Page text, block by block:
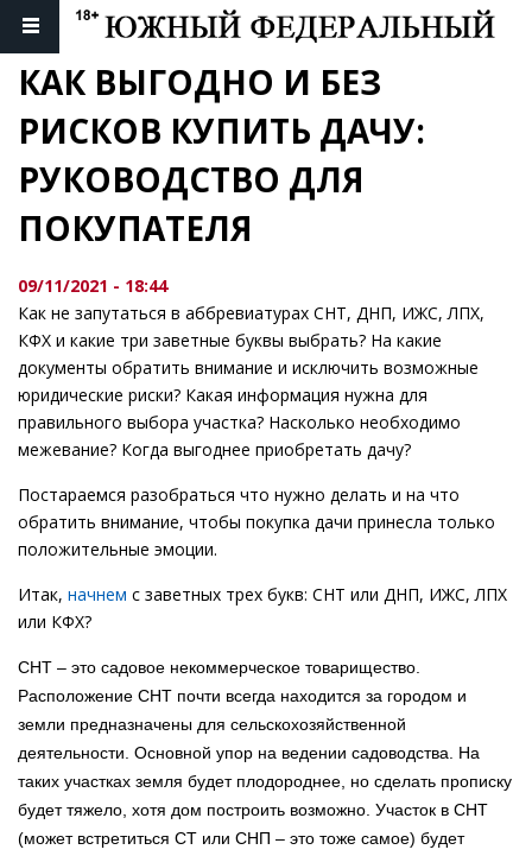
КАК ВЫГОДНО И БЕЗ
РИСКОВ КУПИТЬ ДАЧУ:
РУКОВОДСТВО ДЛЯ
ПОКУПАТЕЛЯ
09/11/2021 - 18:44
Как не запутаться в аббревиатурах СНТ, ДНП, ИЖС, ЛПХ,
КФХ и какие три заветные буквы выбрать? На какие
документы обратить внимание и исключить возможные
юридические риски? Какая информация нужна для
правильного выбора участка? Насколько необходимо
межевание? Когда выгоднее приобретать дачу?
Постараемся разобраться что нужно делать и на что
обратить внимание, чтобы покупка дачи принесла только
положительные эмоции.
Итак, начнем с заветных трех букв: СНТ или ДНП, ИЖС, ЛПХ
или КФХ?
СНТ – это садовое некоммерческое товарищество.
Расположение СНТ почти всегда находится за городом и
земли предназначены для сельскохозяйственной
деятельности. Основной упор на ведении садоводства. На
таких участках земля будет плодороднее, но сделать прописку
будет тяжело, хотя дом построить возможно. Участок в СНТ
(может встретиться СТ или СНП – это тоже самое) будет